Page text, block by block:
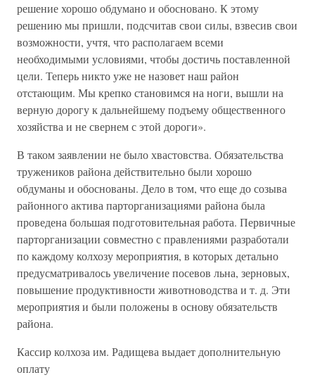
решение хорошо обдумано и обосновано. К этому
решению мы пришли, подсчитав свои силы, взвесив свои
возможности, учтя, что располагаем всеми
необходимыми условиями, чтобы достичь поставленной
цели. Теперь никто уже не назовет наш район
отстающим. Мы крепко становимся на ноги, вышли на
верную дорогу к дальнейшему подъему общественного
хозяйства и не свернем с этой дороги».
В таком заявлении не было хвастовства. Обязательства
тружеников района действительно были хорошо
обдуманы и обоснованы. Дело в том, что еще до созыва
районного актива парторганизациями района была
проведена большая подготовительная работа. Первичные
парторганизации совместно с правлениями разработали
по каждому колхозу мероприятия, в которых детально
предусматривалось увеличение посевов льна, зерновых,
повышение продуктивности животноводства и т. д. Эти
мероприятия и были положены в основу обязательств
района.
Кассир колхоза им. Радищева выдает дополнительную
оплату